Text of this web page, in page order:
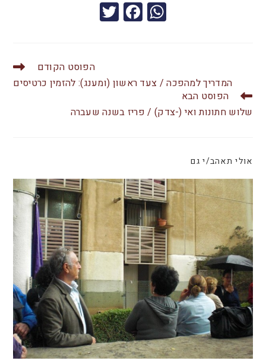
W
h
A
p
F
a
b
o
er
הפוסט הקודם
המדריך למהפכה / צעד ראשון (ומענג): להזמין כרטיסים
הפוסט הבא
שלוש חתונות ואי (-צדק) / פריז בשנה שעברה
אולי תאהב/י גם